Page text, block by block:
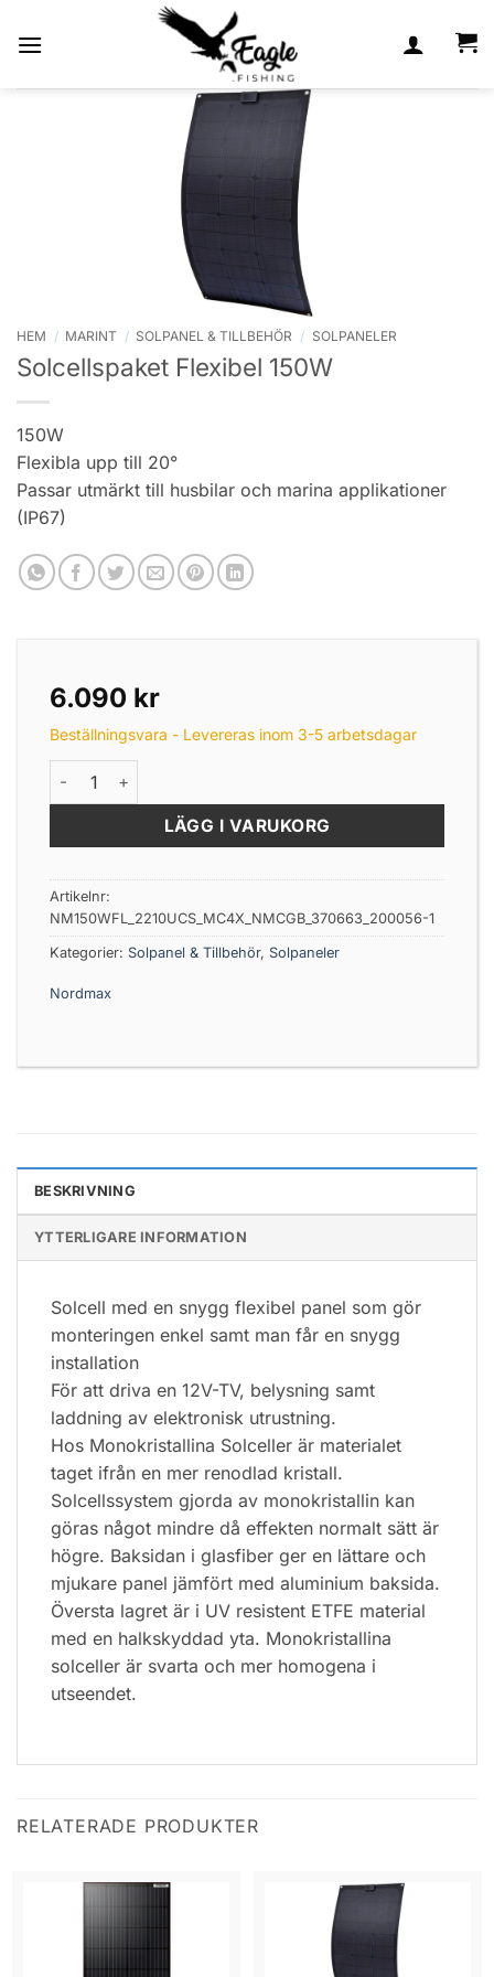
HEM / MARINT / SOLPANEL & TILLBEHÖR / SOLPANELER
Solcellspaket Flexibel 150W
150W
Flexibla upp till 20°
Passar utmärkt till husbilar och marina applikationer
(IP67)
6.090 kr
Beställningsvara - Levereras inom 3-5 arbetsdagar
Solcellspaket Flexibel 150W mängd
LÄGG I VARUKORG
Artikelnr:
NM150WFL_2210UCS_MC4X_NMCGB_370663_200056-1
Kategorier: Solpanel & Tillbehör, Solpaneler
Nordmax
BESKRIVNING
YTTERLIGARE INFORMATION
Solcell med en snygg flexibel panel som gör
monteringen enkel samt man får en snygg
installation
För att driva en 12V-TV, belysning samt
laddning av elektronisk utrustning.
Hos Monokristallina Solceller är materialet
taget ifrån en mer renodlad kristall.
Solcellssystem gjorda av monokristallin kan
göras något mindre då effekten normalt sätt är
högre. Baksidan i glasfiber ger en lättare och
mjukare panel jämfört med aluminium baksida.
Översta lagret är i UV resistent ETFE material
med en halkskyddad yta. Monokristallina
solceller är svarta och mer homogena i
utseendet.
RELATERADE PRODUKTER